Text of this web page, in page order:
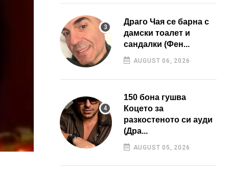
Драго Чая се барна с
дамски тоалет и
сандалки (Фен...
AUGUST 06, 2026
150 бона гушва
Коцето за
разкостеното си ауди
(Дра...
AUGUST 05, 2026